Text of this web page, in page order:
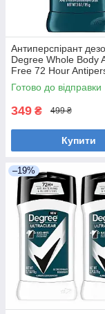
Антиперспірант
Degree Whole Body
Free 72 Hour
Deodorant 85 грам
Готово до відправки
349 ₴ 499 ₴
Купити
–19%